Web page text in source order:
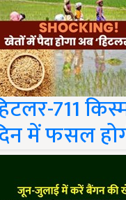
711
में फसल